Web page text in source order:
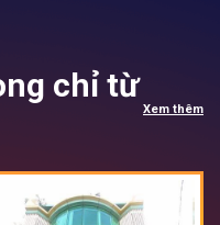
chỉ từ
Xem thêm